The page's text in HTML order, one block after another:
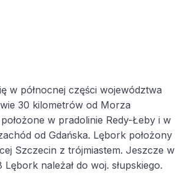
w północnej części województwa
30 kilometrów od Morza
w pradolinie Redy-Łeby i w
od Gdańska. Lębork położony
Szczecin z trójmiastem. Jeszcze w
należał do woj. słupskiego.